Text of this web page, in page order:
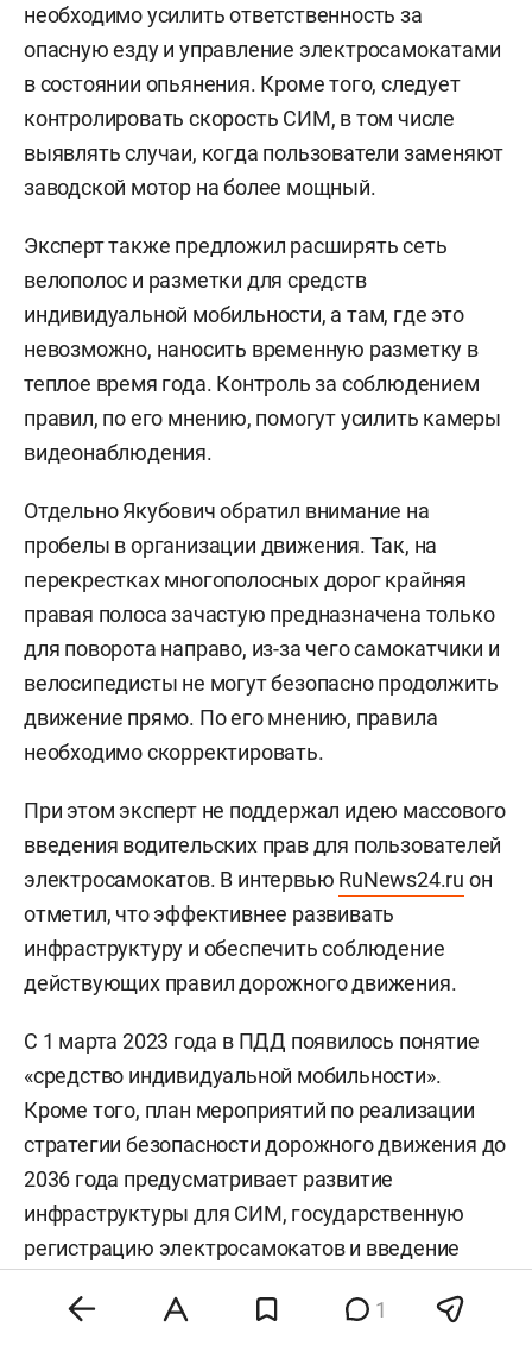
необходимо усилить ответственность за
опасную езду и управление электросамокатами
в состоянии опьянения. Кроме того, следует
контролировать скорость СИМ, в том числе
выявлять случаи, когда пользователи заменяют
заводской мотор на более мощный.
Эксперт также предложил расширять сеть
велополос и разметки для средств
индивидуальной мобильности, а там, где это
невозможно, наносить временную разметку в
теплое время года. Контроль за соблюдением
правил, по его мнению, помогут усилить камеры
видеонаблюдения.
Отдельно Якубович обратил внимание на
пробелы в организации движения. Так, на
перекрестках многополосных дорог крайняя
правая полоса зачастую предназначена только
для поворота направо, из-за чего самокатчики и
велосипедисты не могут безопасно продолжить
движение прямо. По его мнению, правила
необходимо скорректировать.
При этом эксперт не поддержал идею массового
введения водительских прав для пользователей
электросамокатов. В интервью RuNews24.ru он
отметил, что эффективнее развивать
инфраструктуру и обеспечить соблюдение
действующих правил дорожного движения.
С 1 марта 2023 года в ПДД появилось понятие
«средство индивидуальной мобильности».
Кроме того, план мероприятий по реализации
стратегии безопасности дорожного движения до
2036 года предусматривает развитие
инфраструктуры для СИМ, государственную
регистрацию электросамокатов и введение
1